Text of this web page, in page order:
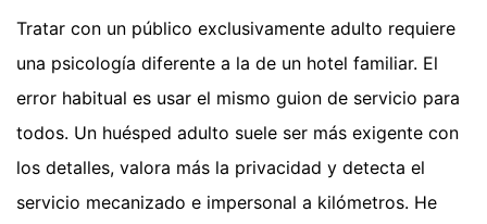
Tratar con un público exclusivamente adulto requiere
una psicología diferente a la de un hotel familiar. El
error habitual es usar el mismo guion de servicio para
todos. Un huésped adulto suele ser más exigente con
los detalles, valora más la privacidad y detecta el
servicio mecanizado e impersonal a kilómetros. He